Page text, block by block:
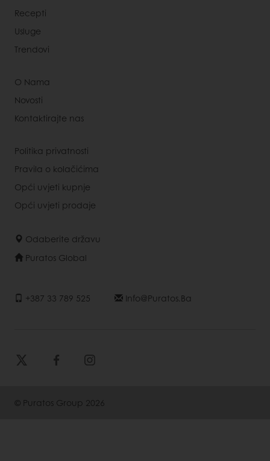
Recepti
Usluge
Trendovi
O Nama
Novosti
Kontaktirajte nas
Politika privatnosti
Pravila o kolačićima
Opći uvjeti kupnje
Opći uvjeti prodaje
Odaberite državu
Puratos Global
+387 33 789 525 Info@puratos.ba
© Puratos Group 2026